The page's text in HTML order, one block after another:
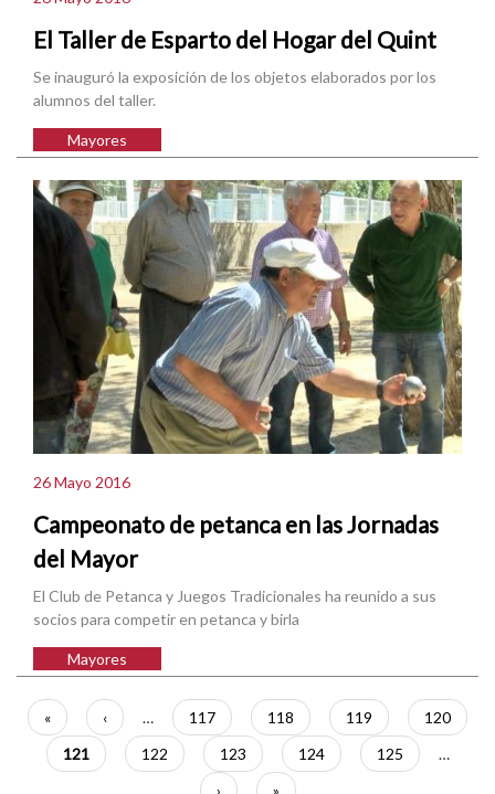
El Taller de Esparto del Hogar del Quint
Se inauguró la exposición de los objetos elaborados por los
alumnos del taller.
Mayores
26 Mayo 2016
Campeonato de petanca en las Jornadas
del Mayor
El Club de Petanca y Juegos Tradicionales ha reunido a sus
socios para competir en petanca y birla
Mayores
Paginación
Primera
página
«
Página
anterior
‹ … Página
117 Página
118 Página
119 Página
120
Página
actual
121 Página
122 Página
123 Página
124 Página
125
…
Siguiente
›
Última
»